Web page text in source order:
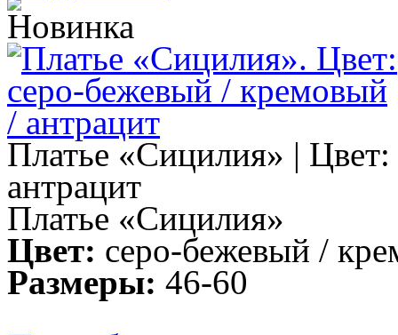
Платье «Сицилия» |
антрацит
Платье «Сицилия»
Цвет: серо-бежевый /
Размеры: 46-60